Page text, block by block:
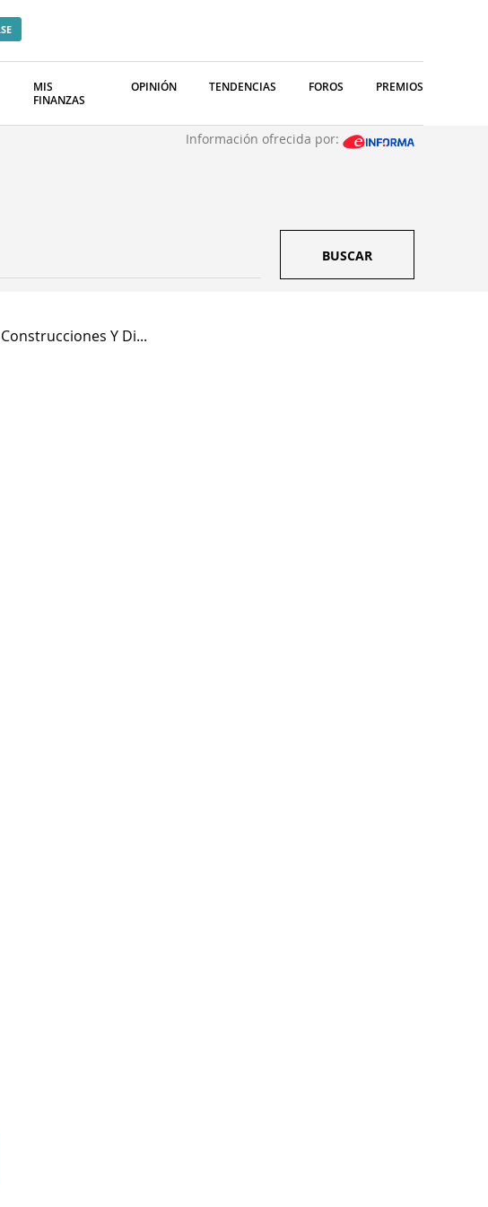
MIS
FINANZAS
OPINIÓN TENDENCIAS FOROS PREMIOS
Información ofrecida por:
BUSCAR
Construcciones Y Di...